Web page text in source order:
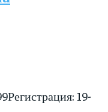
Регистрация: 19-